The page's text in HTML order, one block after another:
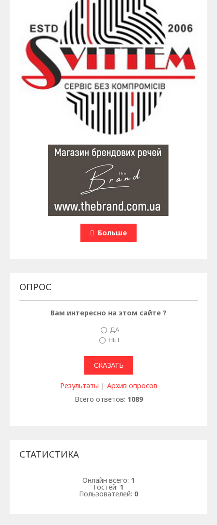
Больше
ОПРОС
Вам интересно на этом сайте ?
ДА
НЕТ
Результаты | Архив опросов
Всего ответов: 1089
СТАТИСТИКА
Онлайн всего: 1
Гостей: 1
Пользователей: 0